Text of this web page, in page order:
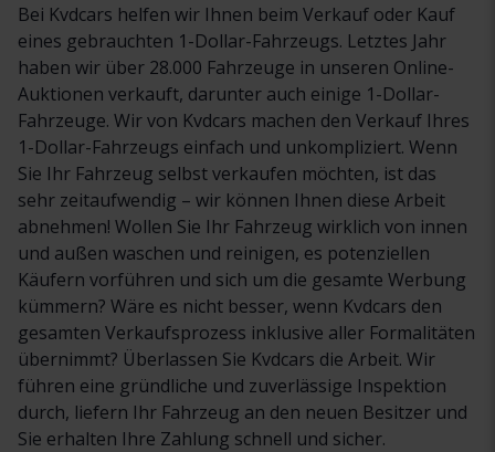
Bei Kvdcars helfen wir Ihnen beim Verkauf oder Kauf
eines gebrauchten 1-Dollar-Fahrzeugs. Letztes Jahr
haben wir über 28.000 Fahrzeuge in unseren Online-
Auktionen verkauft, darunter auch einige 1-Dollar-
Fahrzeuge. Wir von Kvdcars machen den Verkauf Ihres
1-Dollar-Fahrzeugs einfach und unkompliziert. Wenn
Sie Ihr Fahrzeug selbst verkaufen möchten, ist das
sehr zeitaufwendig – wir können Ihnen diese Arbeit
abnehmen! Wollen Sie Ihr Fahrzeug wirklich von innen
und außen waschen und reinigen, es potenziellen
Käufern vorführen und sich um die gesamte Werbung
kümmern? Wäre es nicht besser, wenn Kvdcars den
gesamten Verkaufsprozess inklusive aller Formalitäten
übernimmt? Überlassen Sie Kvdcars die Arbeit. Wir
führen eine gründliche und zuverlässige Inspektion
durch, liefern Ihr Fahrzeug an den neuen Besitzer und
Sie erhalten Ihre Zahlung schnell und sicher.